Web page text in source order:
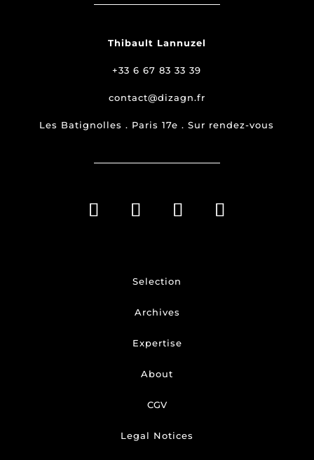
Thibault Lannuzel
+33 6 67 83 33 39
contact@dizagn.fr
Les Batignolles . Paris 17e . Sur rendez-vous
Selection
Archives
Expertise
About
CGV
Legal Notices